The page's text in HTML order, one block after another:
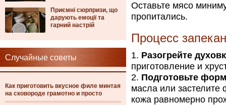
Приємні сюрпризи, що
дарують емоції та
гарний настрій
Случайные советы
Как приготовить вкусное филе минтая
на сковороде грамотно и просто
Оставьте мясо
пропитались.
Процесс
Разогрейте
приготовление и
Подготовьте
масла или застелите
кожа равномерно